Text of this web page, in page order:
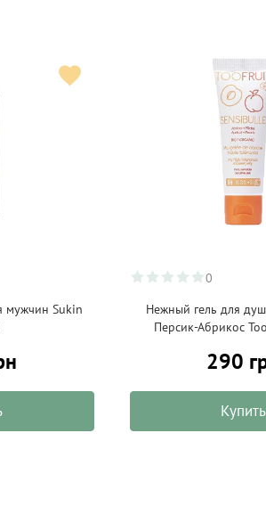
мужчин Sukin
0
Нежный гель для
Персик-Абрикос
290
Купить